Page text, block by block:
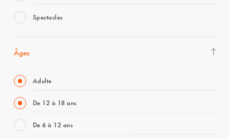
Spectacles
Âges
Adulte
De 12 à 18 ans
De 6 à 12 ans